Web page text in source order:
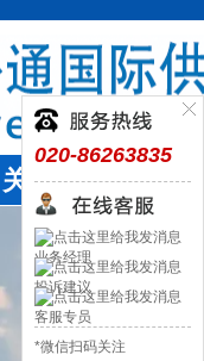
020-86263835
业务经理
投诉建议
客服专员
*微信扫码关注
关于我们